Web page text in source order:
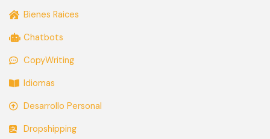
Bienes Raices
Chatbots
CopyWriting
Idiomas
Desarrollo Personal
Dropshipping